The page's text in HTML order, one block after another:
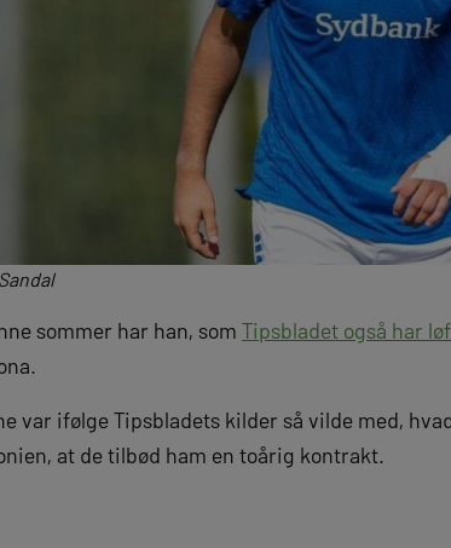
sommer har han, som Tipsbladet også har
var ifølge Tipsbladets kilder så vilde med,
at de tilbød ham en toårig kontrakt.